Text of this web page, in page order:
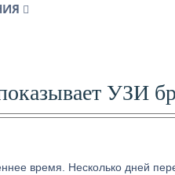
УЗИ
время. Несколько дней